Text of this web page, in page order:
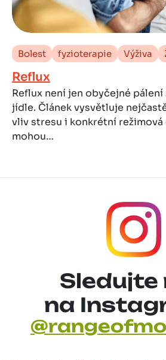
Bolest fyzioterapie Výživa
Reflux
Reflux není jen obyčejné pálení
jídle. Článek vysvětluje
vliv stresu i konkrétní
mohou…
Sledujte
na